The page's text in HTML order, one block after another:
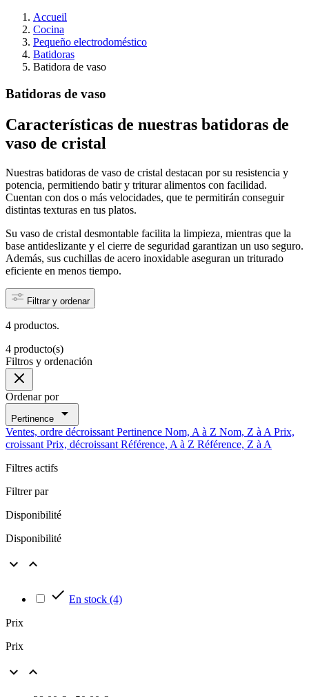
Accueil
Cocina
Pequeño electrodoméstico
Batidoras
Batidora de vaso
Batidoras de vaso
Características de nuestras batidoras de
vaso de cristal
Nuestras batidoras de vaso de cristal destacan por su resistencia y
potencia, permitiendo batir y triturar alimentos con facilidad.
Cuentan con dos o más velocidades, que te permitirán conseguir
distintas texturas en tus platos.
Su vaso de cristal desmontable facilita la limpieza, mientras que la
base antideslizante y el cierre de seguridad garantizan un uso seguro.
Además, sus cuchillas de acero inoxidable aseguran un triturado
eficiente en menos tiempo.
Filtrar y ordenar
4 productos.
4 producto(s)
Filtros y ordenación
Ordenar por
Pertinence 
Ventes, ordre décroissant Pertinence Nom, A à Z Nom, Z à A Prix,
croissant Prix, décroissant Référence, A à Z Référence, Z à A
Filtres actifs
Filtrer par
Disponibilité
Disponibilité


 En stock (4)
Prix
Prix
 